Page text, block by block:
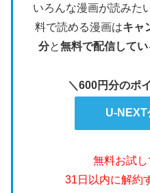
いろんな漫画が読みた
料で読める漫画はキャ
分と無料で配信して
＼600円分のポ
U-NEXT
無料お試し
31日以内に解約